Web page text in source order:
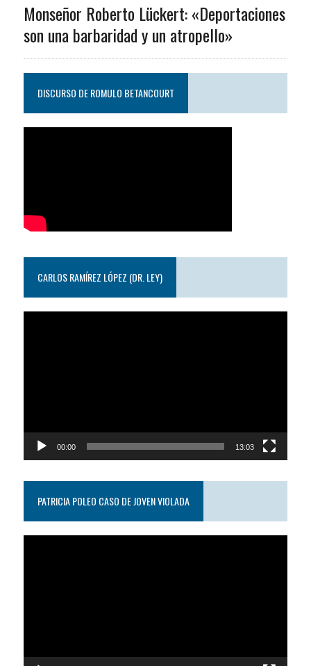
Monseñor Roberto Lückert: «Deportaciones
son una barbaridad y un atropello»
DISCURSO DE ROMULO BETANCOURT
CARLOS RAMÍREZ LÓPEZ (DR. LEY)
00:00 13:03
PATRICIA POLEO CASO DE JOVEN VIOLADA